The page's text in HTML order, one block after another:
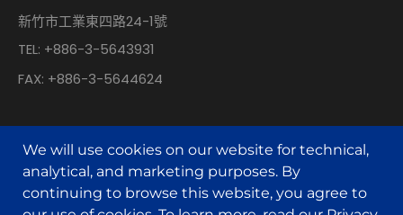
新竹市工業東四路24-1號
TEL: +886-3-5643931
FAX: +886-3-5644624
We will use cookies on our website for technical,
analytical, and marketing purposes. By
continuing to browse this website, you agree to